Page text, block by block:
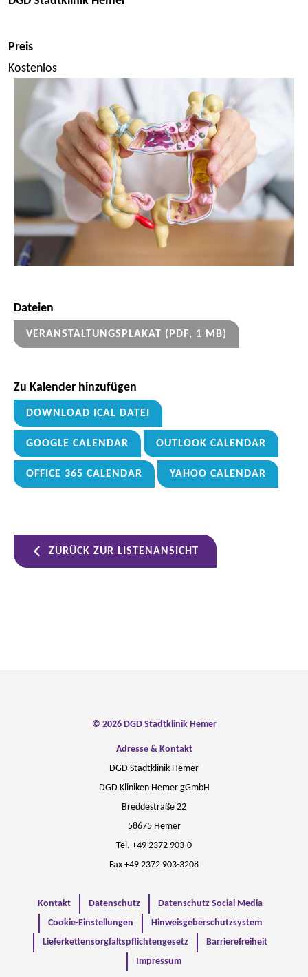
Preis
Kostenlos
Dateien
VERANSTALTUNGSPLAKAT ( PDF, 1 MB)
Zu Kalender hinzufügen
DOWNLOAD ICAL DATEI
GOOGLE CALENDAR OUTLOOK CALENDAR
OFFICE 365 CALENDAR YAHOO CALENDAR
ZURÜCK ZUR LISTENANSICHT
© 2026 DGD Stadtklinik Hemer
Adresse & Kontakt
DGD Stadtklinik Hemer
DGD Kliniken Hemer gGmbH
Breddestraße 22
58675 Hemer
Tel. +49 2372 903-0
Fax +49 2372 903-3208
Kontakt Datenschutz
Datenschutz Social Media
Cookie-Einstellungen
Hinweisgeberschutzsystem
Lieferkettensorgfaltspflichtengesetz
Barrierefreiheit
Impressum